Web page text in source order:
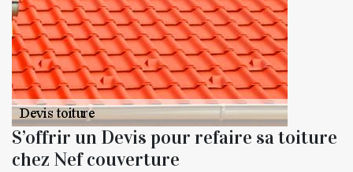
S’offrir un Devis pour refaire sa toiture
chez Nef couverture